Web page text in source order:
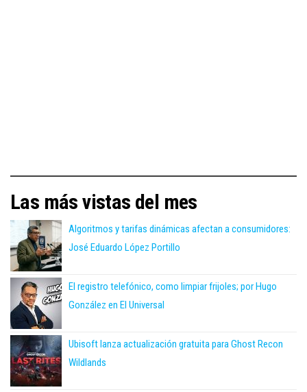
Las más vistas del mes
Algoritmos y tarifas dinámicas afectan a consumidores:
José Eduardo López Portillo
El registro telefónico, como limpiar frijoles; por Hugo
González en El Universal
Ubisoft lanza actualización gratuita para Ghost Recon
Wildlands